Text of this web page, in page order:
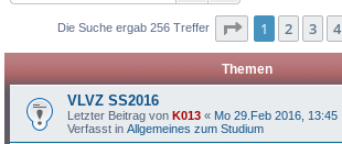
Die Suche ergab 256 Treffer Seite 1von
1 2 3 4
Themen
VLVZ SS2016
Letzter Beitrag vonK013 « Mo 29.Feb 2016, 13:45
Verfasst inAllgemeines zum Studium